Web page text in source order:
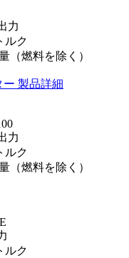
力
ルク
（燃料を除く）
ー 製品詳細
力
ルク
（燃料を除く）
ルク